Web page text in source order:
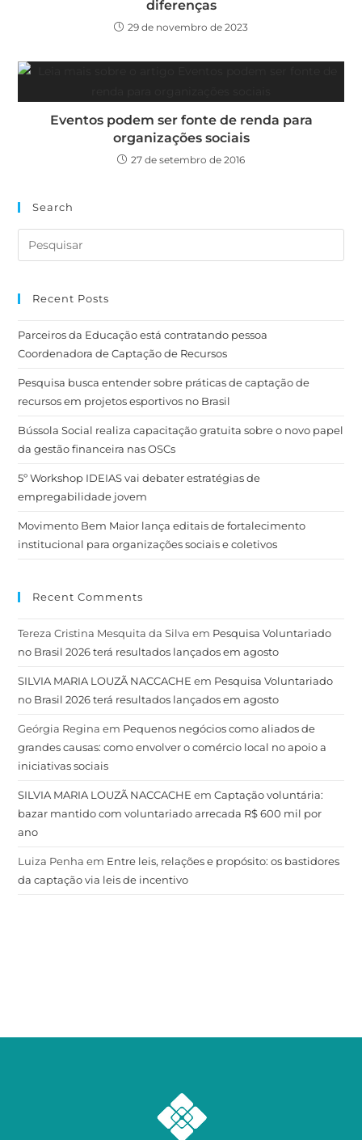
diferenças
29 de novembro de 2023
Eventos podem ser fonte de renda para
organizações sociais
27 de setembro de 2016
Search
Recent Posts
Parceiros da Educação está contratando pessoa
Coordenadora de Captação de Recursos
Pesquisa busca entender sobre práticas de captação de
recursos em projetos esportivos no Brasil
Bússola Social realiza capacitação gratuita sobre o novo papel
da gestão financeira nas OSCs
5º Workshop IDEIAS vai debater estratégias de
empregabilidade jovem
Movimento Bem Maior lança editais de fortalecimento
institucional para organizações sociais e coletivos
Recent Comments
Tereza Cristina Mesquita da Silva em Pesquisa Voluntariado
no Brasil 2026 terá resultados lançados em agosto
SILVIA MARIA LOUZÃ NACCACHE em Pesquisa Voluntariado
no Brasil 2026 terá resultados lançados em agosto
Geórgia Regina em Pequenos negócios como aliados de
grandes causas: como envolver o comércio local no apoio a
iniciativas sociais
SILVIA MARIA LOUZÃ NACCACHE emCaptação voluntária:
bazar mantido com voluntariado arrecada R$ 600 mil por
ano
Luiza Penha em Entre leis, relações e propósito: os bastidores
da captação via leis de incentivo